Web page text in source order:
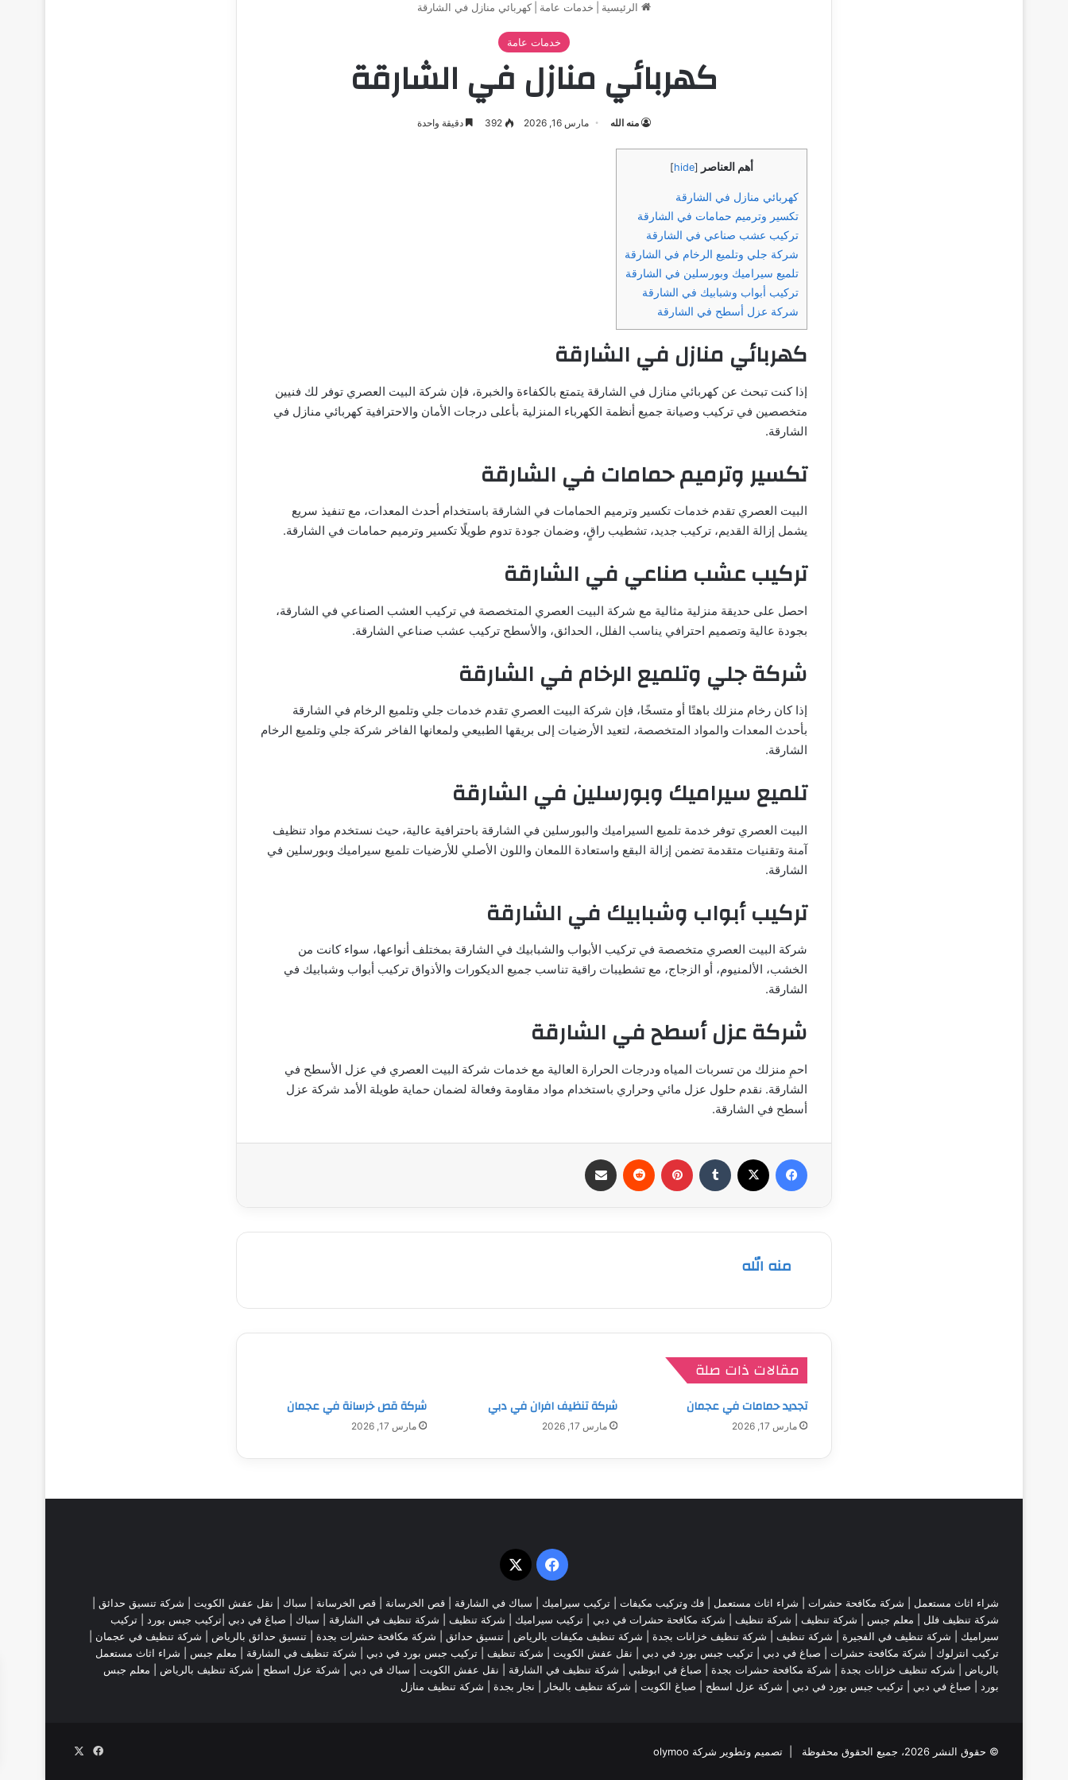
الرئيسية خدمات عامة كهربائي منازل في الشارقة
خدمات عامة
كهربائي منازل في الشارقة
منه الله مارس 16, 2026 392 دقيقة واحدة
أهم العناصر [
hide
]
كهربائي منازل في الشارقة
تكسير وترميم حمامات في الشارقة
تركيب عشب صناعي في الشارقة
شركة جلي وتلميع الرخام في الشارقة
تلميع سيراميك وبورسلين في الشارقة
تركيب أبواب وشبابيك في الشارقة
شركة عزل أسطح في الشارقة
كهربائي منازل في الشارقة
إذا كنت تبحث عن كهربائي منازل في الشارقة يتمتع بالكفاءة والخبرة، فإن شركة البيت العصري توفر لك فنيين
متخصصين في تركيب وصيانة جميع أنظمة الكهرباء المنزلية بأعلى درجات الأمان والاحترافية كهربائي منازل في
الشارقة.
تكسير وترميم حمامات في الشارقة
البيت العصري تقدم خدمات تكسير وترميم الحمامات في الشارقة باستخدام أحدث المعدات، مع تنفيذ سريع
يشمل إزالة القديم، تركيب جديد، تشطيب راقٍ، وضمان جودة تدوم طويلًا تكسير وترميم حمامات في الشارقة.
تركيب عشب صناعي في الشارقة
احصل على حديقة منزلية مثالية مع شركة البيت العصري المتخصصة في تركيب العشب الصناعي في الشارقة،
بجودة عالية وتصميم احترافي يناسب الفلل، الحدائق، والأسطح تركيب عشب صناعي الشارقة.
شركة جلي وتلميع الرخام في الشارقة
إذا كان رخام منزلك باهتًا أو متسخًا، فإن شركة البيت العصري تقدم خدمات جلي وتلميع الرخام في الشارقة
بأحدث المعدات والمواد المتخصصة، لتعيد الأرضيات إلى بريقها الطبيعي ولمعانها الفاخر شركة جلي وتلميع الرخام
الشارقة.
تلميع سيراميك وبورسلين في الشارقة
البيت العصري توفر خدمة تلميع السيراميك والبورسلين في الشارقة باحترافية عالية، حيث نستخدم مواد تنظيف
آمنة وتقنيات متقدمة تضمن إزالة البقع واستعادة اللمعان واللون الأصلي للأرضيات تلميع سيراميك وبورسلين في
الشارقة.
تركيب أبواب وشبابيك في الشارقة
شركة البيت العصري متخصصة في تركيب الأبواب والشبابيك في الشارقة بمختلف أنواعها، سواء كانت من
الخشب، الألمنيوم، أو الزجاج، مع تشطيبات راقية تناسب جميع الديكورات والأذواق تركيب أبواب وشبابيك في
الشارقة.
شركة عزل أسطح في الشارقة
احمِ منزلك من تسربات المياه ودرجات الحرارة العالية مع خدمات شركة البيت العصري في عزل الأسطح في
الشارقة. نقدم حلول عزل مائي وحراري باستخدام مواد مقاومة وفعالة لضمان حماية طويلة الأمد شركة عزل
أسطح في الشارقة.
فيسبوك بينتيريست
منه الله
مقالات ذات صلة
تجديد حمامات في عجمان
مارس 17, 2026
شركة تنظيف افران في دبي
مارس 17, 2026
شركة قص خرسانة في عجمان
مارس 17, 2026
فيسبوك
‫X
شراء اثاث مستعمل شركة مكافحة حشرات شراء اثاث مستعمل فك وتركيب مكيفات | تركيب سيراميك | سباك في الشارقة قص الخرسانة | قص الخرسانة | سباك نقل عفش الكويت شركة تنسيق حدائق
شركة تنظيف فلل
معلم جبس شركة تنظيف شركة تنظيف شركة مكافحة حشرات في دبي تركيب سيراميك شركة تنظيف شركة تنظيف في الشارقة | سباك | صباغ في دبي |تركيب جبس بورد | تركيب
سيراميك
شركة تنظيف في الفجيرة شركة تنظيف شركة تنظيف خزانات بجدة شركة تنظيف مكيفات بالرياض تنسيق حدائق شركة مكافحة حشرات بجدة تنسيق حدائق بالرياض شركة تنظيف في عجمان
تركيب انترلوك | شركة مكافحة حشرات صباغ في دبي تركيب جبس بورد في دبي نقل عفش الكويت شركة تنظيف تركيب جبس بورد في دبي شركة تنظيف في الشارقة معلم جبس
شراء اثاث مستعمل
بالرياض
شركه تنظيف خزانات بجدة شركة مكافحة حشرات بجدة صباغ في ابوظبي شركة تنظيف في الشارقة نقل عفش الكويت | سباك في دبي | شركة عزل اسطح شركة تنظيف بالرياض
معلم جبس
بورد
صباغ في دبي تركيب جبس بورد في دبي شركة عزل اسطح صباغ الكويت شركة تنظيف بالبخار نجار بجدة شركة تنظيف منازل
© حقوق النشر 2026، جميع الحقوق محفوظة | تصميم وتطوير شركة olymoo فيسبوك